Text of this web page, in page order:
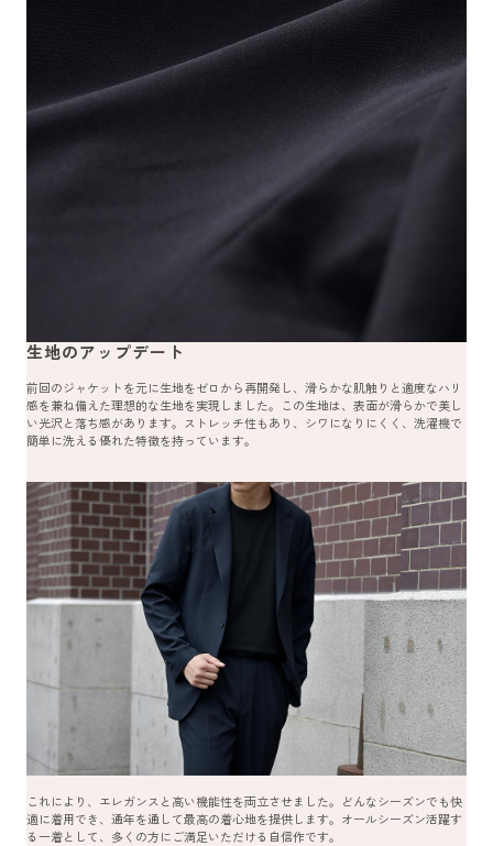
生地のアップデート
前回のジャケットを元に生地をゼロから再開発し、滑らかな肌触りと適度なハリ
感を兼ね備えた理想的な生地を実現しました。この生地は、表面が滑らかで美し
い光沢と落ち感があります。ストレッチ性もあり、シワになりにくく、洗濯機で
簡単に洗える優れた特徴を持っています。
これにより、エレガンスと高い機能性を両立させました。どんなシーズンでも快
適に着用でき、通年を通して最高の着心地を提供します。オールシーズン活躍す
る一着として、多くの方にご満足いただける自信作です。